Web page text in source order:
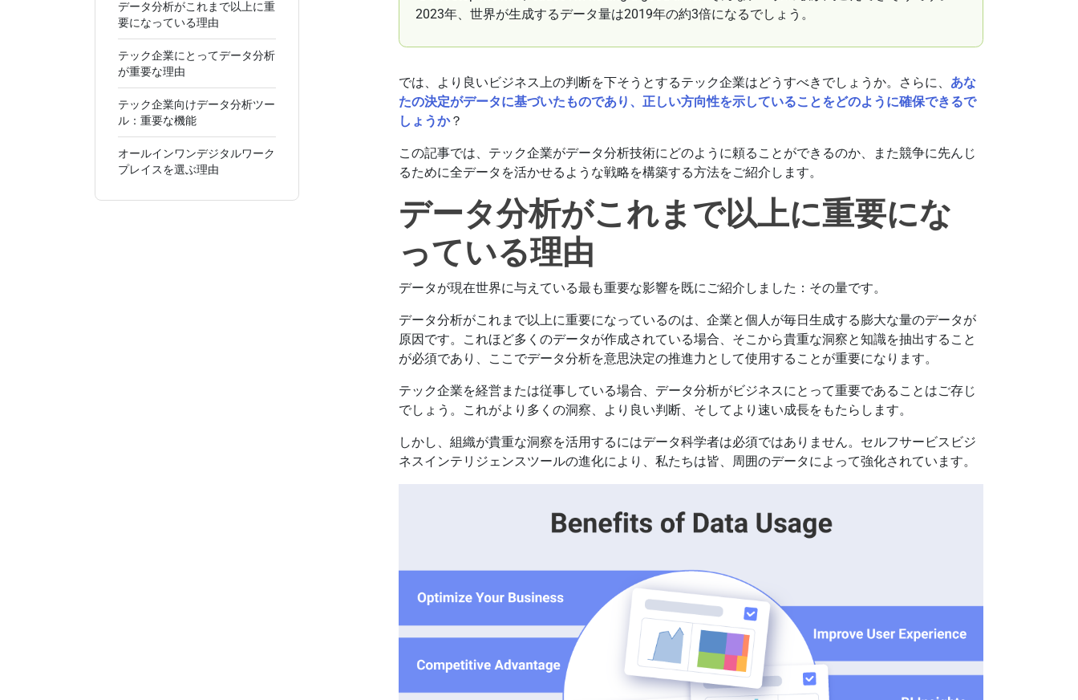
データ分析がこれまで以上に重
要になっている理由
テック企業にとってデータ分析
が重要な理由
テック企業向けデータ分析ツー
ル：重要な機能
オールインワンデジタルワーク
プレイスを選ぶ理由
2023年、世界が生成するデータ量は2019年の約3倍になるでしょう。
では、より良いビジネス上の判断を下そうとするテック企業はどうすべきでしょうか。さらに、 あな
たの決定がデータに基づいたものであり、正しい方向性を示していることをどのように確保できるで
しょうか？
この記事では、テック企業がデータ分析技術にどのように頼ることができるのか、また競争に先んじ
るために全データを活かせるような戦略を構築する方法をご紹介します。
データ分析がこれまで以上に重要にな
っている理由
データが現在世界に与えている最も重要な影響を既にご紹介しました：その量です。
データ分析がこれまで以上に重要になっているのは、企業と個人が毎日生成する膨大な量のデータが
原因です。これほど多くのデータが作成されている場合、そこから貴重な洞察と知識を抽出すること
が必須であり、ここでデータ分析を意思決定の推進力として使用することが重要になります。
テック企業を経営または従事している場合、データ分析がビジネスにとって重要であることはご存じ
でしょう。これがより多くの洞察、より良い判断、そしてより速い成長をもたらします。
しかし、組織が貴重な洞察を活用するにはデータ科学者は必須ではありません。セルフサービスビジ
ネスインテリジェンスツールの進化により、私たちは皆、周囲のデータによって強化されています。